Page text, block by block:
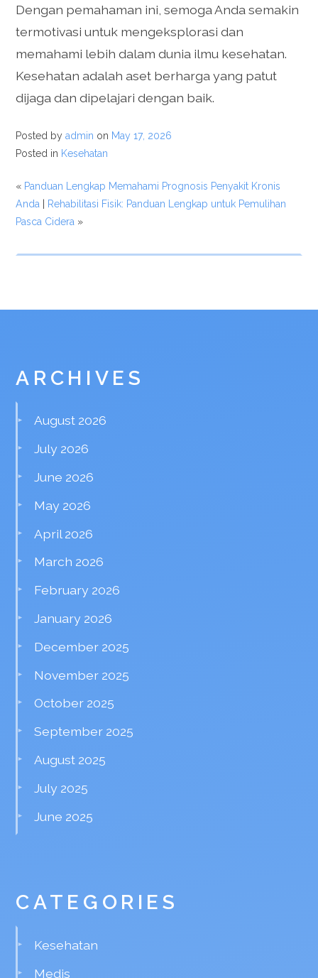
Dengan pemahaman ini, semoga Anda semakin
termotivasi untuk mengeksplorasi dan
memahami lebih dalam dunia ilmu kesehatan.
Kesehatan adalah aset berharga yang patut
dijaga dan dipelajari dengan baik.
Posted byadmin on May 17, 2026
Posted in Kesehatan
« Panduan Lengkap Memahami Prognosis Penyakit Kronis
Anda
Rehabilitasi Fisik: Panduan Lengkap untuk Pemulihan
Pasca Cidera »
ARCHIVES
August 2026
July 2026
June 2026
May 2026
April 2026
March 2026
February 2026
January 2026
December 2025
November 2025
October 2025
September 2025
August 2025
July 2025
June 2025
CATEGORIES
Kesehatan
Medis